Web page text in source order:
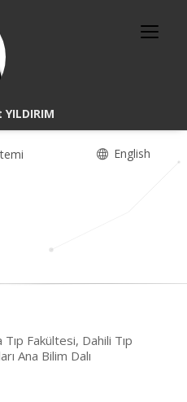
English
Fakültesi, Dahili Tıp
Ana Bilim Dalı